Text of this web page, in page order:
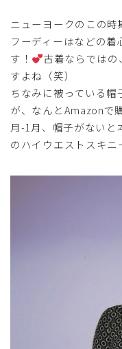
ニューヨークのこの
フーディーはなどの
す！
古着ならでは
すよね（笑）
ちなみに被っている
が、なんとAmazonで
月-1月、帽子がないと
のハイウエストスキニ